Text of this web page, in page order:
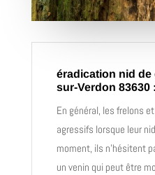
éradication nid de
sur-Verdon 83630
En général, les frelons
agressifs lorsque leur
moment, ils n’hésitent
un venin qui peut être